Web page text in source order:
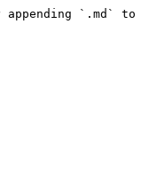
`.md` to